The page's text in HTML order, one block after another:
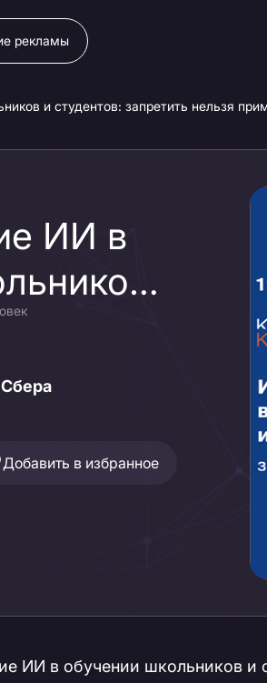
рекламы
и студентов: запретить нельзя
ИИ в
Добавить в избранное
ИИ в обучении школьников и